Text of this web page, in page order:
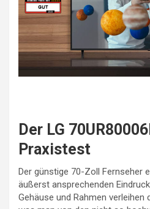
Der LG
Praxistest
Der günstige 70-Zoll Fernseher
äußerst ansprechenden
Gehäuse und Rahmen verleihen